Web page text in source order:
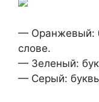
— Оранжевый:
слове.
— Зеленый:
— Серый: